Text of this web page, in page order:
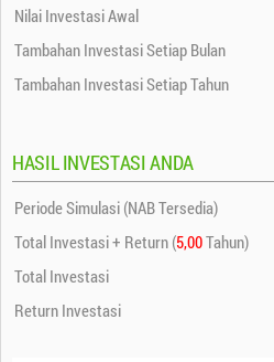
Nilai Investasi Awal
Tambahan Investasi Setiap Bulan
Tambahan Investasi Setiap Tahun
HASIL INVESTASI ANDA
Periode Simulasi (NAB Tersedia)
Total Investasi + Return (5,00Tahun)
Total Investasi
Return Investasi